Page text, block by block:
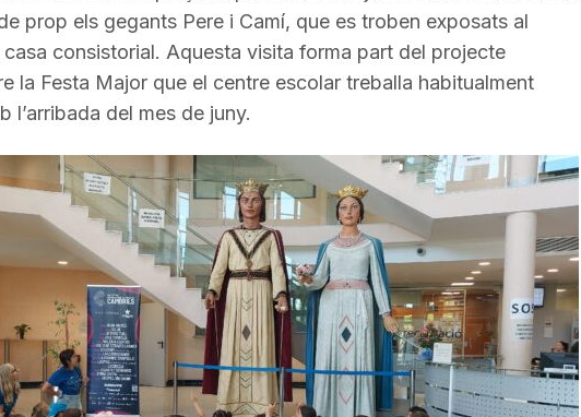
t
d
e
a
r
prop els gegants Pere i Camí, que es troben exposats al
consistorial. Aquesta visita forma part del projecte
la Festa Major que el centre escolar treballa habitualment
l’arribada del mes de juny.